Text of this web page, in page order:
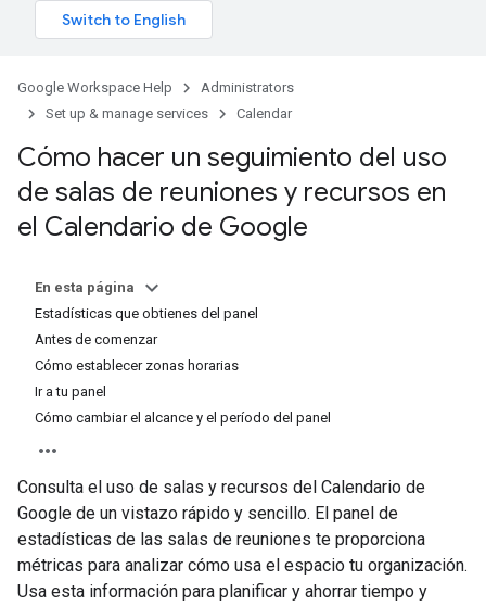
Google Workspace Help
Administrators
Set up & manage services
Calendar
Cómo hacer un seguimiento del uso
de salas de reuniones y recursos en
el Calendario de Google
En esta página
Estadísticas que obtienes del panel
Antes de comenzar
Cómo establecer zonas horarias
Ir a tu panel
Cómo cambiar el alcance y el período del panel
Consulta el uso de salas y recursos del Calendario de
Google de un vistazo rápido y sencillo. El panel de
estadísticas de las salas de reuniones te proporciona
métricas para analizar cómo usa el espacio tu organización.
Usa esta información para planificar y ahorrar tiempo y